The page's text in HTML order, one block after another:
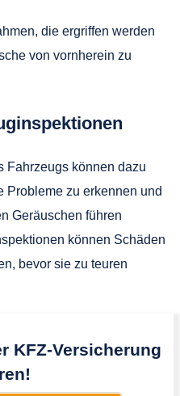
die ergriffen werden
von vornherein zu
Fahrzeugs können dazu
Probleme zu erkennen und
Geräuschen führen
können Schäden
bevor sie zu teuren
KFZ-Versicherung